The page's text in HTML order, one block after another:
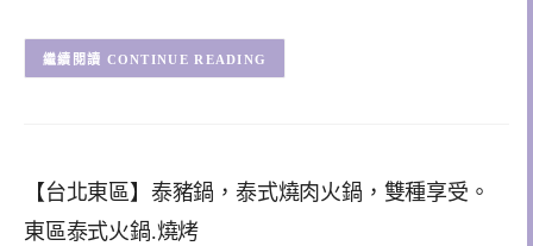
CONTINUE READING
【台北東區】泰豬鍋，泰式燒肉火鍋，雙種享受。
東區泰式火鍋.燒烤